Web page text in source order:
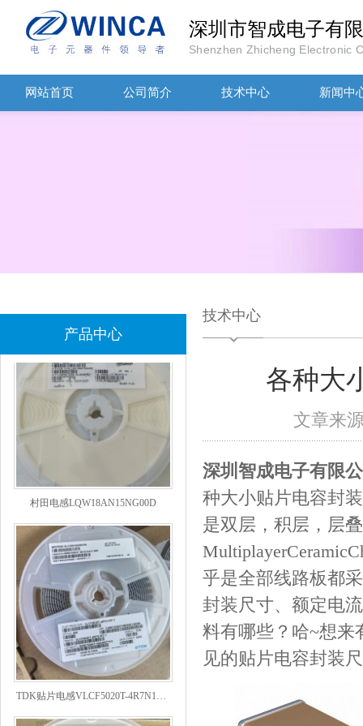
深圳市智成电子有
Shenzhen Zhicheng Electronic
网站首页 公司简介 技术中心 新闻中
产品中心
TDK滤波器ACM2012-202-2P-T002参数
村田电感LQW18AN15NG00D
TDK贴片电感VLCF5020T-4R7N1R7-1
技术中心
各种大
文章来
深圳智成电子有限
种大小贴片电容封
是双层，积层，层
乎是全部线路板都
封装尺寸、额定电
料有哪些？哈~想来
见的贴片电容封装